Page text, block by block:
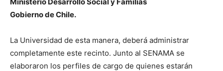
Gobierno de Chile.
La Universidad de esta manera, deberá administrar
completamente este recinto. Junto al SENAMA se
elaboraron los perfiles de cargo de quienes estarán